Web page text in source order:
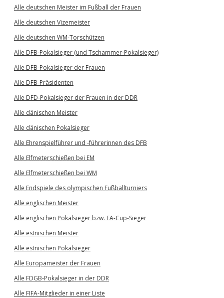
Alle deutschen Meister im Fußball der Frauen
Alle deutschen Vizemeister
Alle deutschen WM-Torschützen
Alle DFB-Pokalsieger (und Tschammer-Pokalsieger)
Alle DFB-Pokalsieger der Frauen
Alle DFB-Präsidenten
Alle DFD-Pokalsieger der Frauen in der DDR
Alle dänischen Meister
Alle dänischen Pokalsieger
Alle Ehrenspielführer und -führerinnen des DFB
Alle Elfmeterschießen bei EM
Alle Elfmeterschießen bei WM
Alle Endspiele des olympischen Fußballturniers
Alle englischen Meister
Alle englischen Pokalsieger bzw. FA-Cup-Sieger
Alle estnischen Meister
Alle estnischen Pokalsieger
Alle Europameister der Frauen
Alle FDGB-Pokalsieger in der DDR
Alle FIFA-Mitglieder in einer Liste